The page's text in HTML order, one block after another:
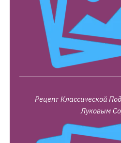
Рецепт Классической
Луковым